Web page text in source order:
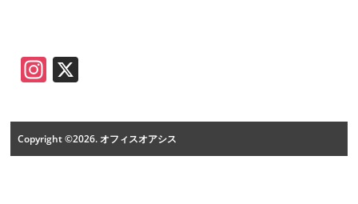
Instagram
Copyright ©2026. オフィスオアシス